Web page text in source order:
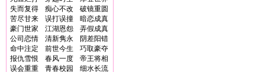
失而复得
痴心不改
破镜重圆
苦尽甘来
误打误撞
暗恋成真
豪门世家
江湖恩怨
弄假成真
公司恋情
清新隽永
阴差阳错
命中注定
前世今生
巧取豪夺
报仇雪恨
春风一度
帝王将相
误会重重
青春校园
细水长流